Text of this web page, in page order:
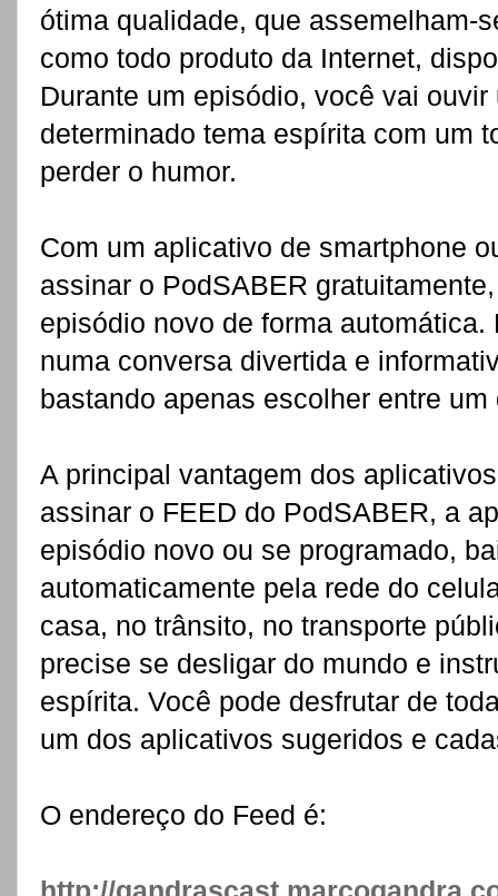
ótima qualidade, que assemelham-
como todo produto da Internet,
Durante um episódio, você vai
determinado tema espírita com um
perder o humor.
Com um aplicativo de smartphone
assinar o PodSABER
episódio novo de forma
numa conversa divertida e
bastando apenas escolher entre
A principal vantagem dos
assinar o FEED do PodSABER, a
episódio novo ou se programado,
automaticamente pela rede do
casa, no trânsito, no transporte
precise se desligar do mundo e
espírita. Você pode desfrutar de
um dos aplicativos sugeridos e
O endereço do Feed é: